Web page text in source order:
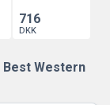
716
DKK
Best Western